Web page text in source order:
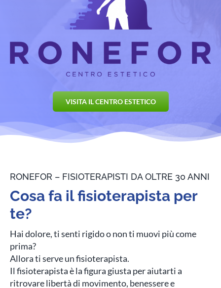
VISITA IL CENTRO ESTETICO
RONEFOR – FISIOTERAPISTI DA OLTRE 30 ANNI
Cosa fa il fisioterapista per
te?
Hai dolore, ti senti rigido o non ti muovi più come
prima?
Allora ti serve un fisioterapista.
Il fisioterapista è la figura giusta per aiutarti a
ritrovare libertà di movimento, benessere e